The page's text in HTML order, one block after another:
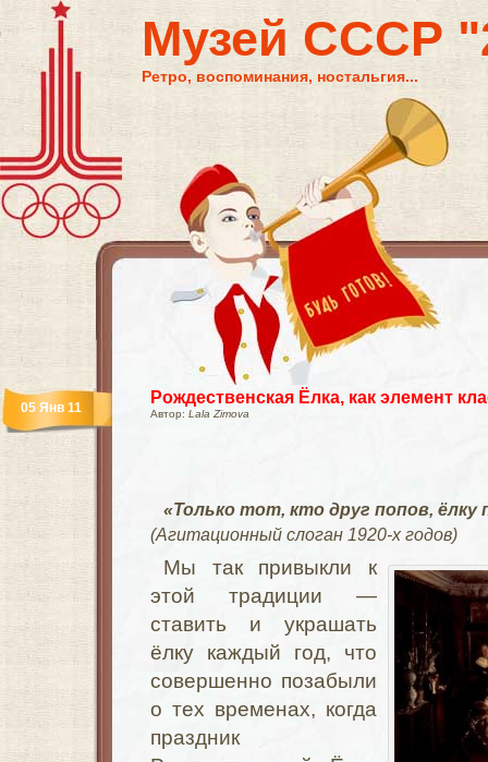
Музей СССР
Ретро, воспоминания, ностальгия...
Рождественская Ёлка, как элемент
Автор: Lala Zimova
05 Янв 11
«Только тот, кто друг попов, ёлку
(Агитационный слоган 1920-х годов)
Мы так привыкли к
этой традиции —
ставить и украшать
ёлку каждый год, что
совершенно позабыли
о тех временах, когда
праздник